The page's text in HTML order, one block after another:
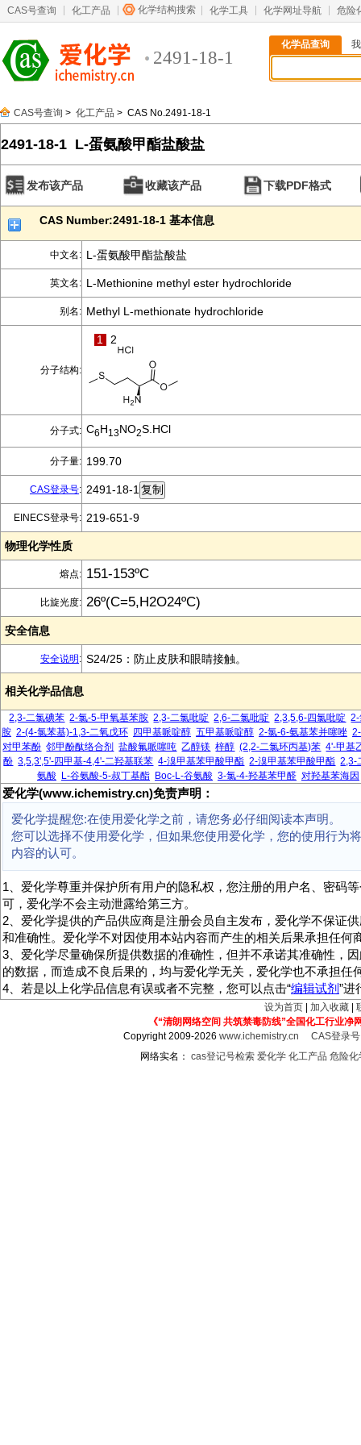
CAS号查询 化工产品 化学结构搜索 化学工具 化学网址导航 危险
2491-18-1
化学品查询
CAS号查询 > 化工产品 > CAS No.2491-18-1
2491-18-1 L-蛋氨酸甲酯盐酸盐
发布该产品 收藏该产品 下载PDF格式
CAS Number:2491-18-1 基本信息
中文名: L-蛋氨酸甲酯盐酸盐
英文名: L-Methionine methyl ester hydrochloride
别名: Methyl L-methionate hydrochloride
分子结构:
1 2
分子式: C6H13NO2S.HCl
分子量: 199.70
CAS登录号: 2491-18-1
EINECS登录号: 219-651-9
物理化学性质
熔点: 151-153ºC
比旋光度: 26º(C=5,H2O24ºC)
安全信息
安全说明 : S24/25：防止皮肤和眼睛接触。
相关化学品信息
2,3-二氯碘苯 2-氯-5-甲氧基苯胺 2,3-二氯吡啶 2,6-二氯吡啶 2,3,5,6-四氯吡啶
胺 2-(4-氯苯基)-1,3-二氧戊环 四甲基哌啶醇 五甲基哌啶醇 2-氯-6-氨基苯并噻唑
对甲苯酚 邻甲酚酞络合剂 盐酸氟哌噻吨 乙醇镁 梓醇 (2,2-二氯环丙基)苯 4'-甲基
酚 3,5,3',5'-四甲基-4,4'-二羟基联苯 4-溴甲基苯甲酸甲酯 2-溴甲基苯甲酸甲酯 2,3-
氨酸
L-谷氨酸-5-叔丁基酯 Boc-L-谷氨酸 3-氯-4-羟基苯甲醛 对羟基苯海因
爱化学(www.ichemistry.cn)免责声明：
爱化学提醒您:在使用爱化学之前，请您务必仔细阅读本声明。
您可以选择不使用爱化学，但如果您使用爱化学，您的使用行为
内容的认可。
1、爱化学尊重并保护所有用户的隐私权，您注册的用户名、密码
可，爱化学不会主动泄露给第三方。
2、爱化学提供的产品供应商是注册会员自主发布，爱化学不保证
和准确性。爱化学不对因使用本站内容而产生的相关后果承担任何
3、爱化学尽量确保所提供数据的准确性，但并不承诺其准确性，
的数据，而造成不良后果的，均与爱化学无关，爱化学也不承担任
4、若是以上化学品信息有误或者不完整，您可以点击“编辑试剂”进
设为首页 加入收藏
《“清朗网络空间 共筑禁毒防线”全国化工行业净
Copyright 2009-2026www.ichemistry.cn
CAS登录
网络实名： cas登记号检索 爱化学 化工产品 危险化